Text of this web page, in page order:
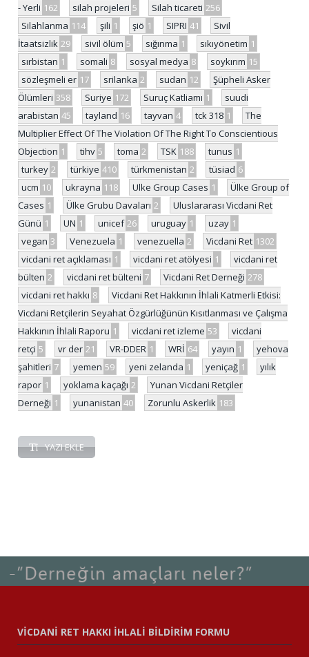
- Yerli 162 silah projeleri 5 Silah ticareti 256
Silahlanma 114 şili 1 şiö 1 SIPRI 41
Sivil
İtaatsizlik 29 sivil ölüm 5 sığınma 1 sıkıyönetim 1
sırbistan 1 somali 8 sosyal medya 8 soykırım 15
sözleşmeli er 17 srilanka 2 sudan 12
Şüpheli Asker
Ölümleri 358 Suriye 172 Suruç Katliamı 1
suudi
arabistan 45 tayland 16 tayvan 4 tck 318 1
The
Multiplier Effect Of The Violation Of The Right To Conscientious
Objection 1 tihv 5 toma 2 TSK 188 tunus 1
turkey 2 türkiye 410 türkmenistan 2 tüsiad 6
ucm 10 ukrayna 118 Ulke Group Cases 1
Ülke Group of
Cases 1 Ülke Grubu Davaları 2
Uluslararası Vicdani Ret
Günü 1 UN 1 unicef 26 uruguay 1 uzay 1
vegan 3 Venezuela 1 venezuella 2 Vicdani Ret 1302
vicdani ret açıklaması 1 vicdani ret atölyesi 1
vicdani ret
bülten 2 vicdani ret bülteni 7 Vicdani Ret Derneği 278
vicdani ret hakkı 8
Vicdani Ret Hakkının İhlali Katmerli Etkisi:
Vicdani Retçilerin Seyahat Özgürlüğünün Kısıtlanması ve Çalışma
Hakkının İhlali Raporu 1 vicdani ret izleme 53
vicdani
retçi 5 vr der 21 VR-DDER 1 WRİ 64 yayın 1
yehova
şahitleri 7 yemen 59 yeni zelanda 1 yeniçağ 1
yılık
rapor 1 yoklama kaçağı 2
Yunan Vicdani Retçiler
Derneği 1 yunanistan 40 Zorunlu Askerlik 183
YAZI EKLE
VİCDANİ RET HAKKI İHLALİ BİLDİRİM FORMU